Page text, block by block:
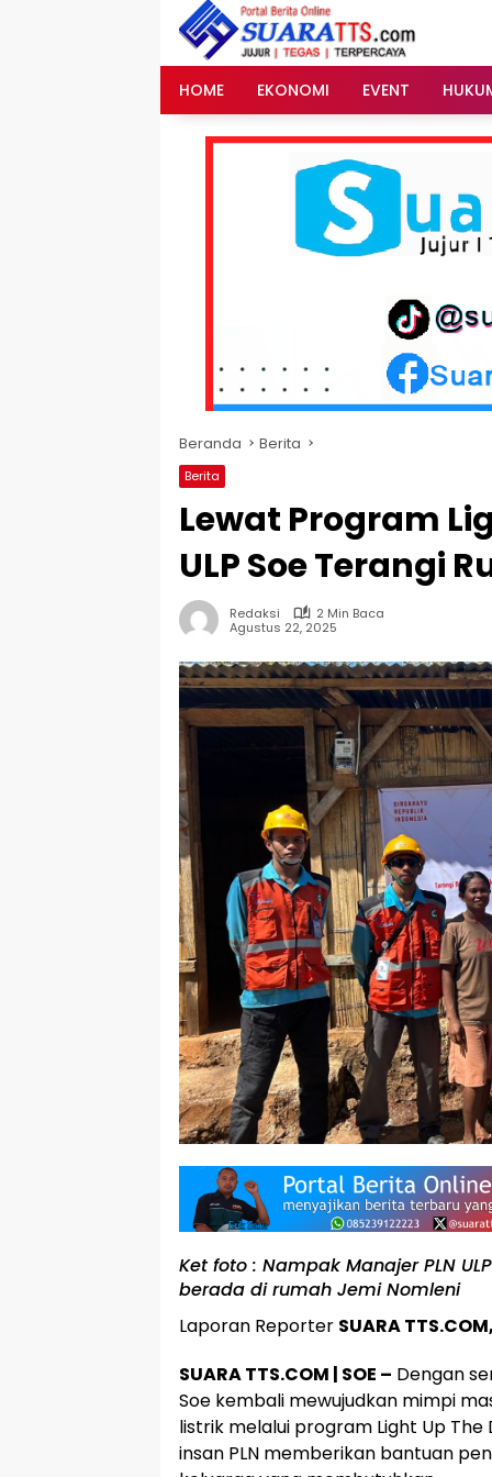
HOME EKONOMI EVENT
Beranda Berita
Berita
Lewat Program
ULP Soe Terangi
Redaksi
2 Min Baca
Agustus 22, 2025
Ket foto : Nampak Manajer PLN
berada di rumah Jemi Nomleni
Laporan Reporter SUARA
SUARA TTS.COM | SOE – Dengan
Soe kembali mewujudkan mimpi
listrik melalui program Light Up The
insan PLN memberikan bantuan